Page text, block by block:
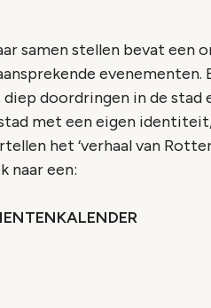
samen stellen bevat een
evenementen.
doordringen in de stad
met een eigen
het ‘verhaal van
naar een: